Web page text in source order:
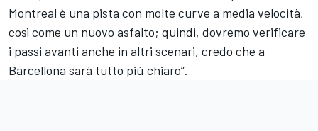
Montreal è una pista con molte curve a media velocità,
così come un nuovo asfalto; quindi, dovremo verificare
i passi avanti anche in altri scenari, credo che a
Barcellona sarà tutto più chiaro”.